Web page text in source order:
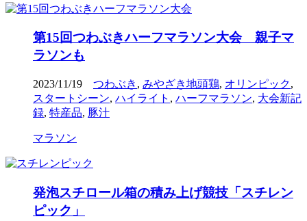
第15回つわぶきハーフマラソン大会 親子マ
ラソンも
2023/11/19 つわぶき , みやざき地頭鶏, オリンピック,
スタートシーン, ハイライト , ハーフマラソン, 大会新記
録, 特産品, 豚汁
マラソン
発泡スチロール箱の積み上げ競技「スチレン
ピック」